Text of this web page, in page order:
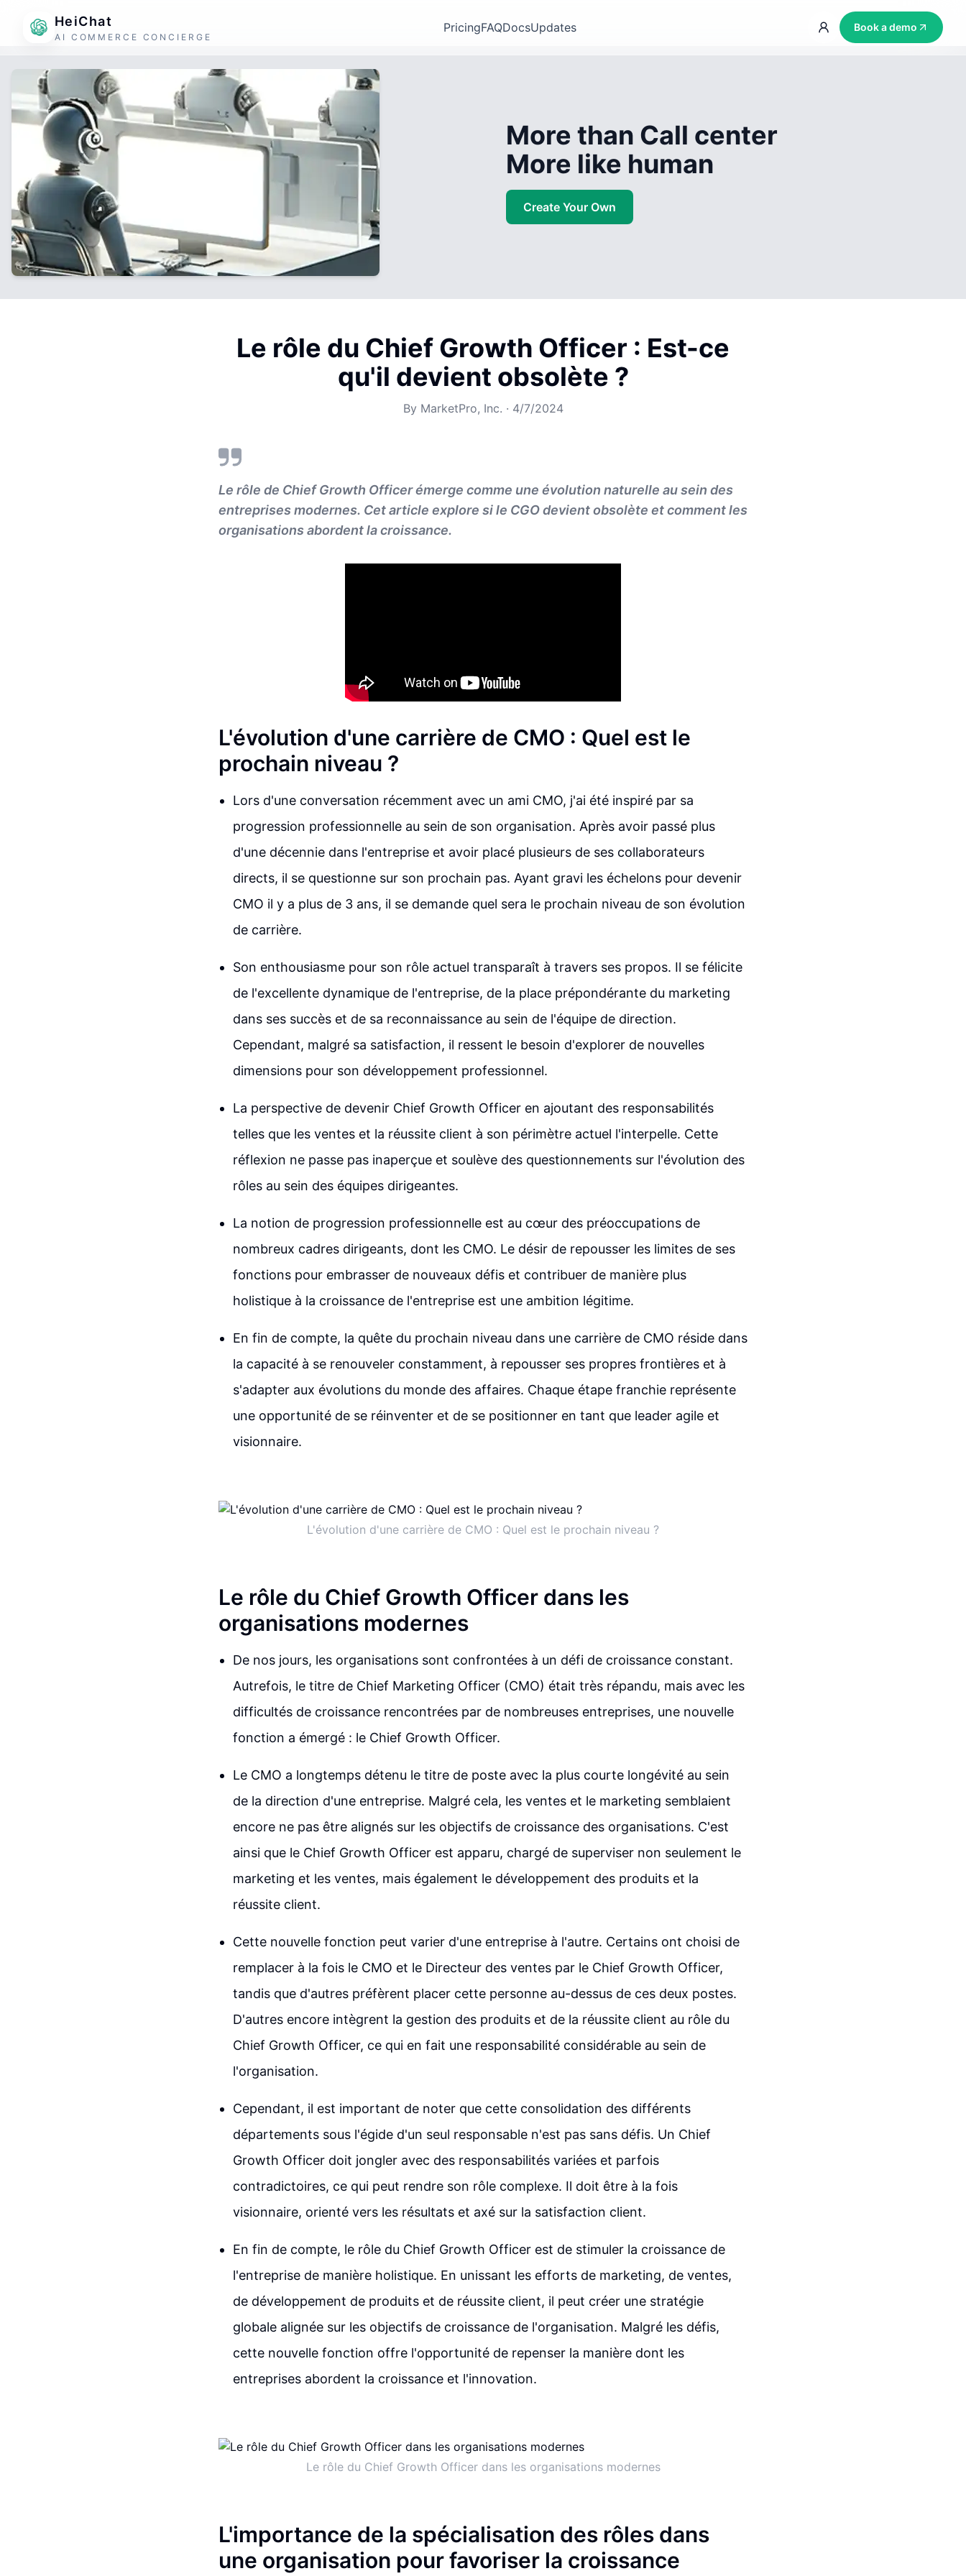
HeiChat
AI COMMERCE CONCIERGE
PricingFAQDocsUpdates Book a demo
More than Call center
More like human
Create Your Own
Le rôle du Chief Growth Officer : Est-ce
qu'il devient obsolète ?
By MarketPro, Inc. · 4/7/2024
Le rôle de Chief Growth Officer émerge comme une évolution naturelle au sein des
entreprises modernes. Cet article explore si le CGO devient obsolète et comment les
organisations abordent la croissance.
L'évolution d'une carrière de CMO : Quel est le
prochain niveau ?
Lors d'une conversation récemment avec un ami CMO, j'ai été inspiré par sa
progression professionnelle au sein de son organisation. Après avoir passé plus
d'une décennie dans l'entreprise et avoir placé plusieurs de ses collaborateurs
directs, il se questionne sur son prochain pas. Ayant gravi les échelons pour devenir
CMO il y a plus de 3 ans, il se demande quel sera le prochain niveau de son évolution
de carrière.
Son enthousiasme pour son rôle actuel transparaît à travers ses propos. Il se félicite
de l'excellente dynamique de l'entreprise, de la place prépondérante du marketing
dans ses succès et de sa reconnaissance au sein de l'équipe de direction.
Cependant, malgré sa satisfaction, il ressent le besoin d'explorer de nouvelles
dimensions pour son développement professionnel.
La perspective de devenir Chief Growth Officer en ajoutant des responsabilités
telles que les ventes et la réussite client à son périmètre actuel l'interpelle. Cette
réflexion ne passe pas inaperçue et soulève des questionnements sur l'évolution des
rôles au sein des équipes dirigeantes.
La notion de progression professionnelle est au cœur des préoccupations de
nombreux cadres dirigeants, dont les CMO. Le désir de repousser les limites de ses
fonctions pour embrasser de nouveaux défis et contribuer de manière plus
holistique à la croissance de l'entreprise est une ambition légitime.
En fin de compte, la quête du prochain niveau dans une carrière de CMO réside dans
la capacité à se renouveler constamment, à repousser ses propres frontières et à
s'adapter aux évolutions du monde des affaires. Chaque étape franchie représente
une opportunité de se réinventer et de se positionner en tant que leader agile et
visionnaire.
L'évolution d'une carrière de CMO : Quel est le prochain niveau ?
Le rôle du Chief Growth Officer dans les
organisations modernes
De nos jours, les organisations sont confrontées à un défi de croissance constant.
Autrefois, le titre de Chief Marketing Officer (CMO) était très répandu, mais avec les
difficultés de croissance rencontrées par de nombreuses entreprises, une nouvelle
fonction a émergé : le Chief Growth Officer.
Le CMO a longtemps détenu le titre de poste avec la plus courte longévité au sein
de la direction d'une entreprise. Malgré cela, les ventes et le marketing semblaient
encore ne pas être alignés sur les objectifs de croissance des organisations. C'est
ainsi que le Chief Growth Officer est apparu, chargé de superviser non seulement le
marketing et les ventes, mais également le développement des produits et la
réussite client.
Cette nouvelle fonction peut varier d'une entreprise à l'autre. Certains ont choisi de
remplacer à la fois le CMO et le Directeur des ventes par le Chief Growth Officer,
tandis que d'autres préfèrent placer cette personne au-dessus de ces deux postes.
D'autres encore intègrent la gestion des produits et de la réussite client au rôle du
Chief Growth Officer, ce qui en fait une responsabilité considérable au sein de
l'organisation.
Cependant, il est important de noter que cette consolidation des différents
départements sous l'égide d'un seul responsable n'est pas sans défis. Un Chief
Growth Officer doit jongler avec des responsabilités variées et parfois
contradictoires, ce qui peut rendre son rôle complexe. Il doit être à la fois
visionnaire, orienté vers les résultats et axé sur la satisfaction client.
En fin de compte, le rôle du Chief Growth Officer est de stimuler la croissance de
l'entreprise de manière holistique. En unissant les efforts de marketing, de ventes,
de développement de produits et de réussite client, il peut créer une stratégie
globale alignée sur les objectifs de croissance de l'organisation. Malgré les défis,
cette nouvelle fonction offre l'opportunité de repenser la manière dont les
entreprises abordent la croissance et l'innovation.
Le rôle du Chief Growth Officer dans les organisations modernes
L'importance de la spécialisation des rôles dans
une organisation pour favoriser la croissance